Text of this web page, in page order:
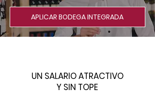
APLICAR BODEGA INTEGRADA
UN SALARIO ATRACTIVO
Y SIN TOPE